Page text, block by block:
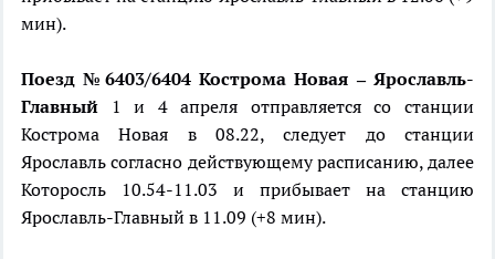
мин).
Поезд №6403/6404 Кострома Новая – Ярославль-
Главный 1 и 4 апреля отправляется со станции
Кострома Новая в 08.22, следует до станции
Ярославль согласно действующему расписанию, далее
Которосль 10.54-11.03 и прибывает на станцию
Ярославль-Главный в 11.09 (+8 мин).